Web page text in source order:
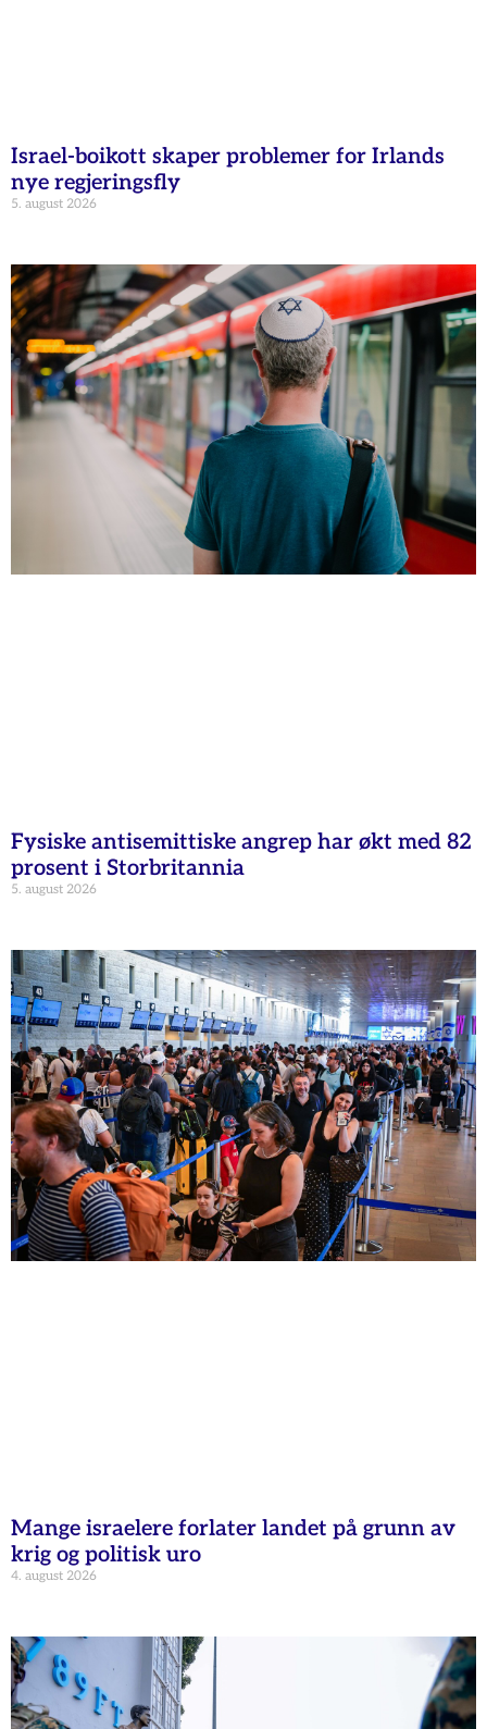
Israel-boikott skaper problemer for Irlands
nye regjeringsfly
5. august 2026
Fysiske antisemittiske angrep har økt med 82
prosent i Storbritannia
5. august 2026
Mange israelere forlater landet på grunn av
krig og politisk uro
4. august 2026